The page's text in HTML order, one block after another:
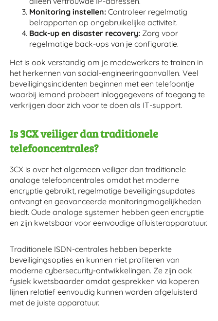
Monitoring instellen: Controleer regelmatig
belrapporten op ongebruikelijke activiteit.
Back-up en disaster recovery: Zorg voor
regelmatige back-ups van je configuratie.
Het is ook verstandig om je medewerkers te trainen in
het herkennen van social-engineeringaanvallen. Veel
beveiligingsincidenten beginnen met een telefoontje
waarbij iemand probeert inloggegevens of toegang te
verkrijgen door zich voor te doen als IT-support.
Is 3CX veiliger dan traditionele
telefooncentrales?
3CX is over het algemeen veiliger dan traditionele
analoge telefooncentrales omdat het moderne
encryptie gebruikt, regelmatige beveiligingsupdates
ontvangt en geavanceerde monitoringmogelijkheden
biedt. Oude analoge systemen hebben geen encryptie
en zijn kwetsbaar voor eenvoudige afluisterapparatuur.
Traditionele ISDN-centrales hebben beperkte
beveiligingsopties en kunnen niet profiteren van
moderne cybersecurity-ontwikkelingen. Ze zijn ook
fysiek kwetsbaarder omdat gesprekken via koperen
lijnen relatief eenvoudig kunnen worden afgeluisterd
met de juiste apparatuur.